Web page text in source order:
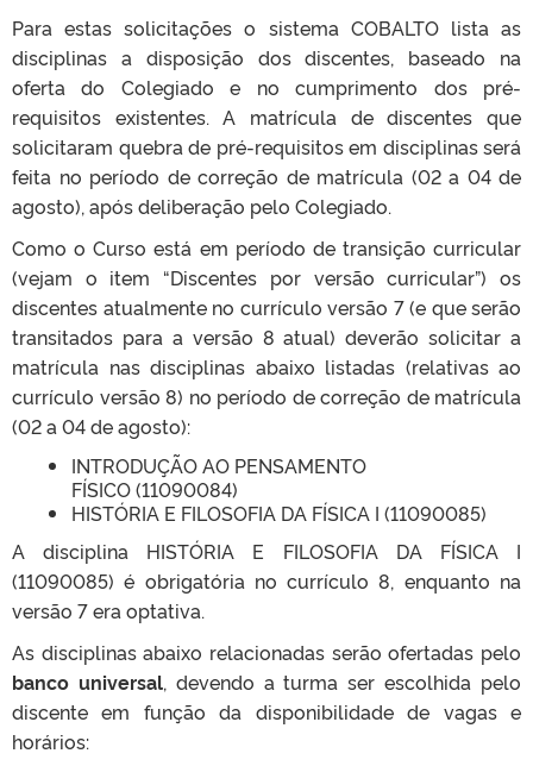
Para estas solicitações o sistema COBALTO lista as
disciplinas a disposição dos discentes, baseado na
oferta do Colegiado e no cumprimento dos pré-
requisitos existentes. A matrícula de discentes que
solicitaram quebra de pré-requisitos em disciplinas será
feita no período de correção de matrícula (02 a 04 de
agosto), após deliberação pelo Colegiado.
Como o Curso está em período de transição curricular
(vejam o item “Discentes por versão curricular”) os
discentes atualmente no currículo versão 7 (e que serão
transitados para a versão 8 atual) deverão solicitar a
matrícula nas disciplinas abaixo listadas (relativas ao
currículo versão 8) no período de correção de matrícula
(02 a 04 de agosto):
INTRODUÇÃO AO PENSAMENTO
FÍSICO (11090084)
HISTÓRIA E FILOSOFIA DA FÍSICA I (11090085)
A disciplina HISTÓRIA E FILOSOFIA DA FÍSICA I
(11090085) é obrigatória no currículo 8, enquanto na
versão 7 era optativa.
As disciplinas abaixo relacionadas serão ofertadas pelo
banco universal, devendo a turma ser escolhida pelo
discente em função da disponibilidade de vagas e
horários: